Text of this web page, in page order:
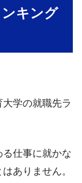
キング
学の就職先ラ
仕事に就かな
ありません。